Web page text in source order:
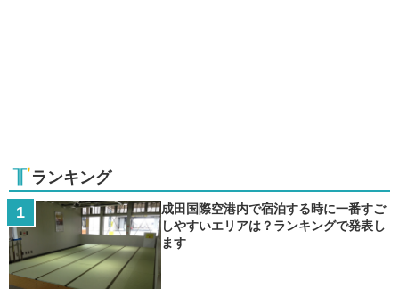
ランキング
成田国際空港内で宿泊する時に一番すご
しやすいエリアは？ランキングで発表し
ます